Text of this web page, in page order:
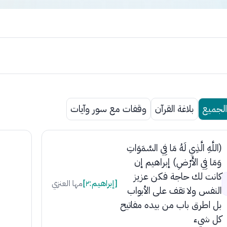
الجميع بلاغة القرآن وقفات مع سور وآيات
(اللَّهِ الَّذِي لَهُ مَا فِي السَّمَوَاتِ
وَمَا فِي الأَرْضِ) إبراهيم إن
كانت لك حاجة فكن عزيز
النفس ولا تقف على الأبواب
بل اطرق باب من بيده مفاتيح
كل شيء
[إبراهيم:٢] مها العنزي